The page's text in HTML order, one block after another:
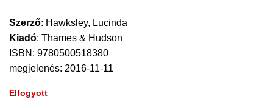
Szerző: Hawksley, Lucinda
Kiadó: Thames & Hudson
ISBN: 9780500518380
megjelenés: 2016-11-11
Elfogyott